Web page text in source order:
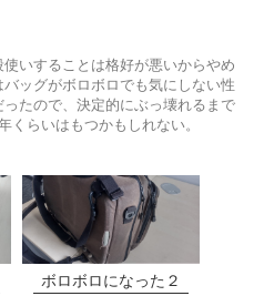
いすることは格好が悪いからやめ
ッグがボロボロでも気にしない性
たので、決定的にぶっ壊れるまで
くらいはもつかもしれない。
ボロボロになった２